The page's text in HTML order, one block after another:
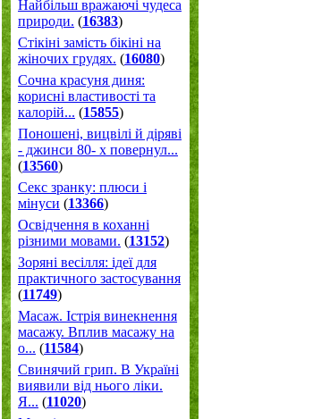
Найбільш вражаючі чудеса
природи. (16383)
Стікіні замість бікіні на
жіночих грудях. (16080)
Сочна красуня диня:
корисні властивості та
калорій... (15855)
Поношені, вицвілі й діряві
- джинси 80- х повернул...
(13560)
Секс зранку: плюси і
мінуси (13366)
Освідчення в коханні
різними мовами. (13152)
Зоряні весілля: ідеї для
практичного застосування
(11749)
Масаж. Істрія винекнення
масажу. Вплив масажу на
о... (11584)
Свинячий грип. В Україні
виявили від нього ліки.
Я... (11020)